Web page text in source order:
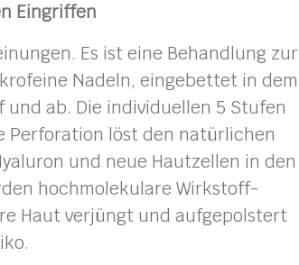
Eingriffen
Es ist eine Behandlung zur
Nadeln, eingebettet in dem
ab. Die individuellen 5 Stufen
Perforation löst den natürlichen
und neue Hautzellen in den
hochmolekulare Wirkstoff-
Haut verjüngt und aufgepolstert